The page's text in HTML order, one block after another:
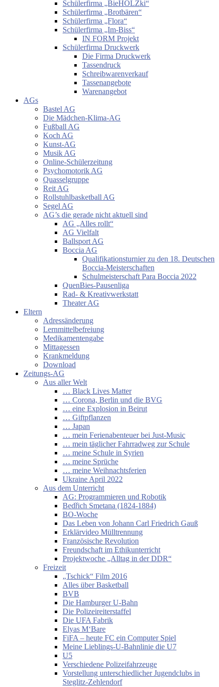
Schülerfirma „BieHOLZki“
Schülerfirma „Brotbären“
Schülerfirma „Flora“
Schülerfirma „Im-Biss“
IN FORM Projekt
Schülerfirma Druckwerk
Die Firma Druckwerk
Tassendruck
Schreibwarenverkauf
Tassenangebote
Warenangebot
AGs
Bastel AG
Die Mädchen-Klima-AG
Fußball AG
Koch AG
Kunst-AG
Musik AG
Online-Schülerzeitung
Psychomotorik AG
Quasselgruppe
Reit AG
Rollstuhlbasketball AG
Segel AG
AG’s die gerade nicht aktuell sind
AG „Alles rollt“
AG Vielfalt
Ballsport AG
Boccia AG
Qualifikationsturnier zu den 18. Deutschen
Boccia-Meisterschaften
Schulmeisterschaft Para Boccia 2022
QuenBies-Pausenliga
Rad- & Kreativwerkstatt
Theater AG
Eltern
Adressänderung
Lernmittelbefreiung
Medikamentengabe
Mittagessen
Krankmeldung
Download
Zeitungs-AG
Aus aller Welt
… Black Lives Matter
… Corona, Berlin und die BVG
… eine Explosion in Beirut
… Giftpflanzen
… Japan
… mein Ferienabenteuer bei Just-Music
… mein täglicher Fahrradweg zur Schule
… meine Schule in Syrien
… meine Sprüche
… meine Weihnachtsferien
Ukraine April 2022
Aus dem Unterricht
AG: Programmieren und Robotik
Bedřich Smetana (1824-1884)
BO-Woche
Das Leben von Johann Carl Friedrich Gauß
Erklärvideo Mülltrennung
Französische Revolution
Freundschaft im Ethikunterricht
Projektwoche „Alltag in der DDR“
Freizeit
„Tschick“ Film 2016
Alles über Basketball
BVB
Die Hamburger U-Bahn
Die Polizeireiterstaffel
Die UFA Fabrik
Elyas M‘Bare
FiFA – heute FC ein Computer Spiel
Meine Lieblings-U-Bahnlinie die U7
U5
Verschiedene Polizeifahrzeuge
Vorstellung unterschiedlicher Jugendclubs in
Steglitz-Zehlendorf